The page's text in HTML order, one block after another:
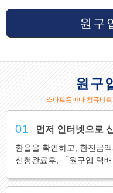
원구
원구
스마트폰이나 컴퓨터
01 먼저 인터넷으로
환율을 확인하고, 환전금
신청완료후, 「원구입 택